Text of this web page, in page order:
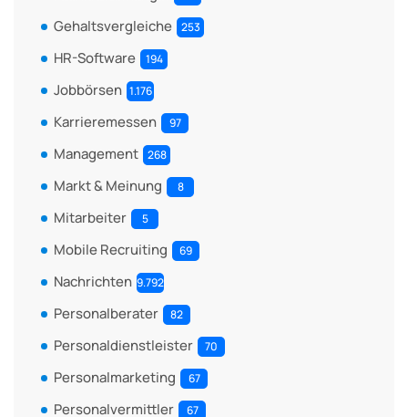
Gehaltsvergleiche 253
HR-Software 194
Jobbörsen 1.176
Karrieremessen 97
Management 268
Markt & Meinung 8
Mitarbeiter 5
Mobile Recruiting 69
Nachrichten 9.792
Personalberater 82
Personaldienstleister 70
Personalmarketing 67
Personalvermittler 67